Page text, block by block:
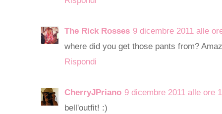
The Rick Rosses 9 dicembre 2011 alle
where did you get those pants from?
Rispondi
CherryJPriano 9 dicembre 2011 alle ore
bell'outfit! :)